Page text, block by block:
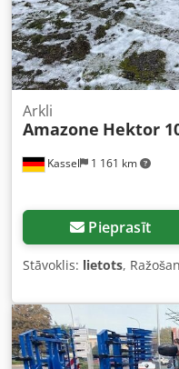
Kassel 1 161 km
Arkli
Amazone Hektor
Pieprasīt
Stāvoklis: lietots,